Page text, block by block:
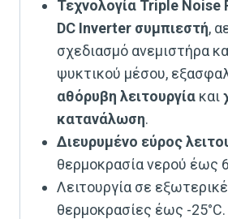
Τεχνολογία Triple Noise
DC Inverter συμπιεστή,
σχεδιασμό ανεμιστήρα
ψυκτικού μέσου,
αθόρυβη λειτουργία και
κατανάλωση.
Διευρυμένο εύρος
θερμοκρασία νερού έως
Λειτουργία σε
θερμοκρασίες έως -25°C.